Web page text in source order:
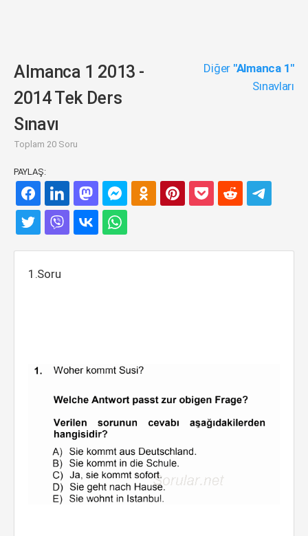
Almanca 1 2013 -
2014 Tek Ders
Sınavı
Toplam 20 Soru
Diğer "Almanca 1"
Sınavları
PAYLAŞ:
1.Soru